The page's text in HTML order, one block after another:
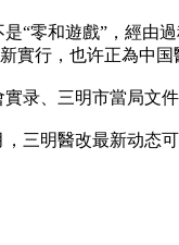
“零和遊戲”，經由
實行，也许正為中国
實录、三明市當局文
，三明醫改最新动态